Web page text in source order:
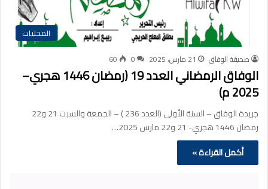
المحليات
صحيفة الوفاق 21 مارس، 2025 0
60
الوفاق الرمضاني العدد 19 (رمضان 1446 هجري–
2025 م)
جريدة الوفاق – السنة الأولى (العدد 236 ) – الجمعة والسبت 21 و22
رمضان 1446 هجري- 21 و22 مارس 2025…
أكمل القراءة »